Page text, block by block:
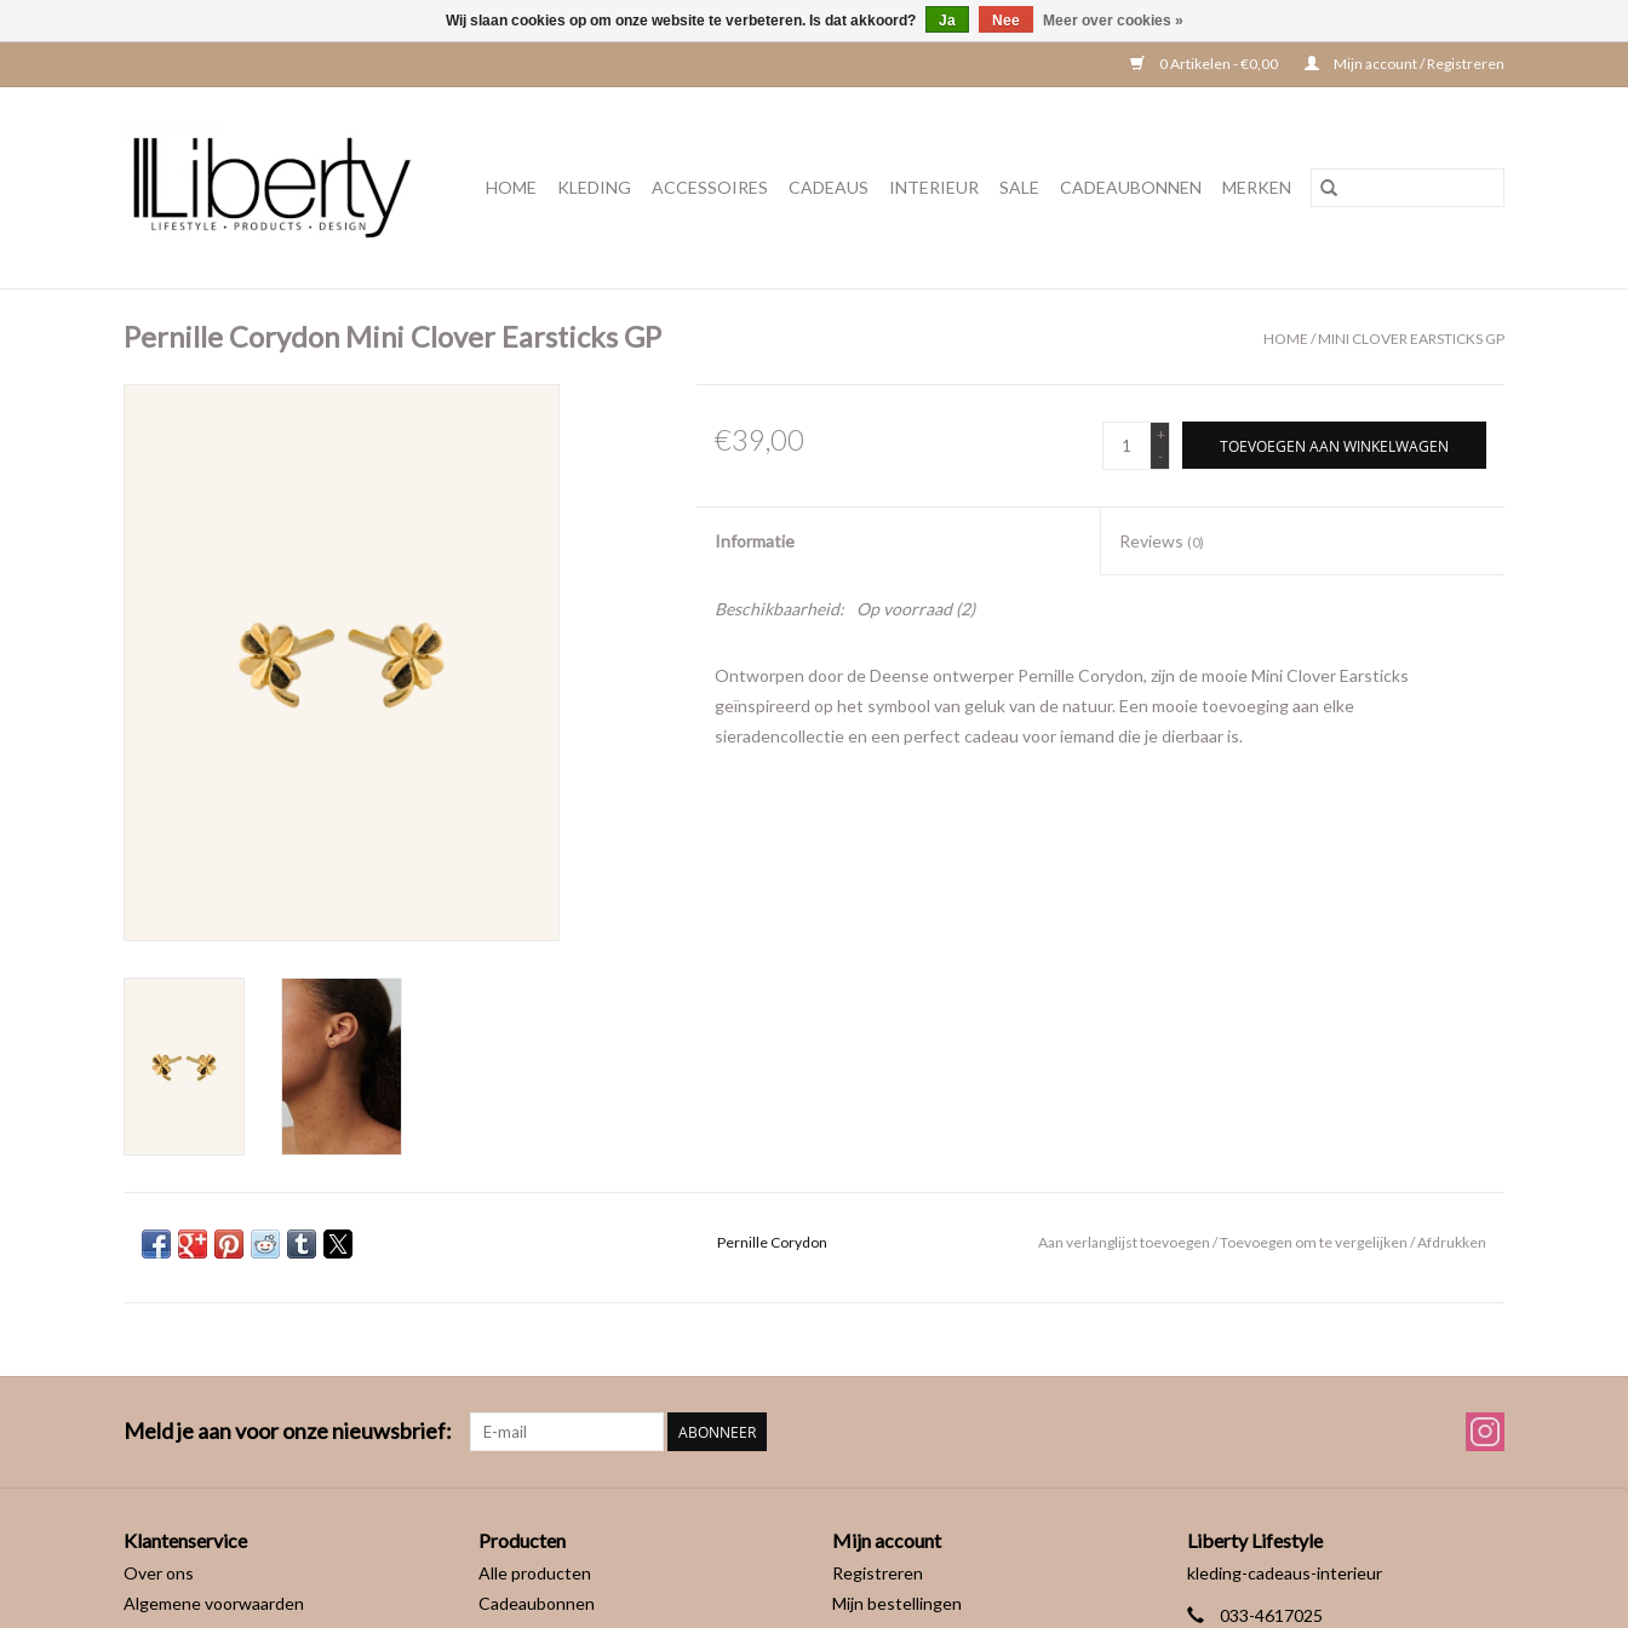
0 Artikelen - €0,00 Mijn account / Registreren
HOME KLEDING ACCESSOIRES CADEAUS INTERIEUR SALE CADEAUBONNEN MERKEN
Pernille Corydon Mini Clover Earsticks GP HOME /MINI CLOVER EARSTICKS GP
€39,00
+
-
TOEVOEGEN AAN WINKELWAGEN
Informatie Reviews (0)
Beschikbaarheid: Op voorraad(2)
Ontworpen door de Deense ontwerper Pernille Corydon, zijn de mooie Mini Clover Earsticks
geïnspireerd op het symbool van geluk van de natuur. Een mooie toevoeging aan elke
sieradencollectie en een perfect cadeau voor iemand die je dierbaar is.
Pernille Corydon Aan verlanglijst toevoegen /Toevoegen om te vergelijken /Afdrukken
Meld je aan voor onze nieuwsbrief: ABONNEER
Klantenservice
Over ons
Algemene voorwaarden
Producten
Alle producten
Cadeaubonnen
Mijn account
Registreren
Mijn bestellingen
Liberty Lifestyle
kleding-cadeaus-interieur
033-4617025
Wij slaan cookies op om onze website te verbeteren. Is dat akkoord? Ja Nee Meer over cookies »